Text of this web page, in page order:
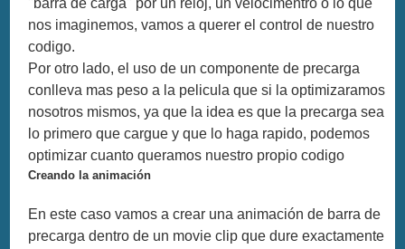
"barra de carga" por un reloj, un velocimentro o lo que
nos imaginemos, vamos a querer el control de nuestro
codigo.
Por otro lado, el uso de un componente de precarga
conlleva mas peso a la pelicula que si la optimizaramos
nosotros mismos, ya que la idea es que la precarga sea
lo primero que cargue y que lo haga rapido, podemos
optimizar cuanto queramos nuestro propio codigo
Creando la animación
En este caso vamos a crear una animación de barra de
precarga dentro de un movie clip que dure exactamente